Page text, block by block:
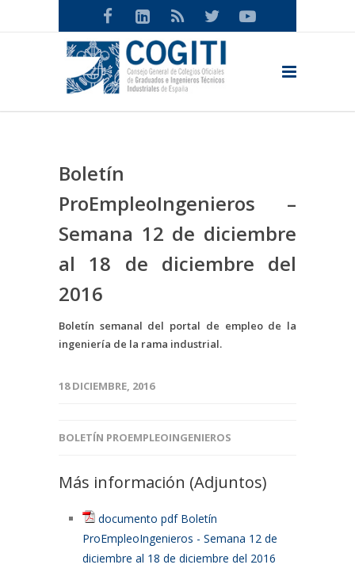
Boletín
ProEmpleoIngenieros –
Semana 12 de diciembre
al 18 de diciembre del
2016
Boletín semanal del portal de empleo de la
ingeniería de la rama industrial.
18 DICIEMBRE, 2016
BOLETÍN PROEMPLEOINGENIEROS
Más información (Adjuntos)
documento pdf Boletín
ProEmpleoIngenieros - Semana 12 de
diciembre al 18 de diciembre del 2016